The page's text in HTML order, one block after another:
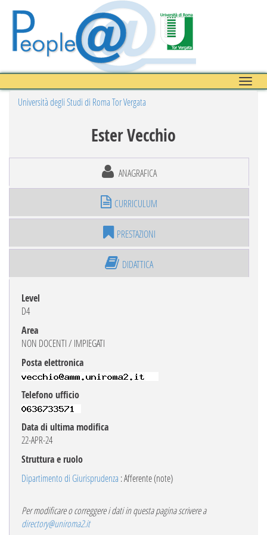
Toggle
Università degli Studi di Roma Tor Vergata
Ester Vecchio
ANAGRAFICA
CURRICULUM
PRESTAZIONI
DIDATTICA
Level
D4
Area
NON DOCENTI / IMPIEGATI
Posta elettronica
Telefono ufficio
Data di ultima modifica
22-APR-24
Struttura e ruolo
Dipartimento di Giurisprudenza : Afferente (note)
Per modificare o correggere i dati in questa pagina scrivere a
directory@uniroma2.it